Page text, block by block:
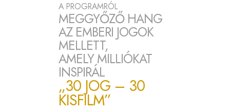
A PROGRAMRÓL
MEGGYŐZŐ HANG
AZ EMBERI JOGOK
MELLETT,
AMELY MILLIÓKAT
INSPIRÁL
„30 JOG – 30
KISFILM”